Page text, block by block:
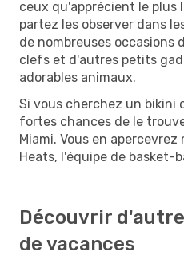
ceux qu'apprécient le plus
partez les observer dans
de nombreuses occasions
clefs et d'autres petits
adorables animaux.
Si vous cherchez un bikini
fortes chances de le
Miami. Vous en apercevrez
Heats, l'équipe de basket-
Découvrir
de vacances